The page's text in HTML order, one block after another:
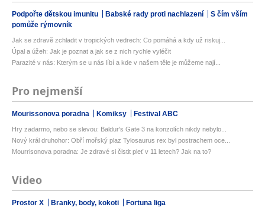
Podpořte dětskou imunitu Babské rady proti nachlazení
S čím vším
pomůže rýmovník
Jak se zdravě zchladit v tropických vedrech: Co pomáhá a kdy už riskuj...
Úpal a úžeh: Jak je poznat a jak se z nich rychle vyléčit
Parazité v nás: Kterým se u nás líbí a kde v našem těle je můžeme nají...
Pro nejmenší
Mourissonova poradna Komiksy Festival ABC
Hry zadarmo, nebo se slevou: Baldur's Gate 3 na konzolích nikdy nebylo...
Nový král druhohor: Obří mořský plaz Tylosaurus rex byl postrachem oce...
Mourrisonova poradna: Je zdravé si čistit pleť v 11 letech? Jak na to?
Video
Prostor X Branky, body, kokoti Fortuna liga